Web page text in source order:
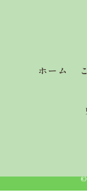
ホーム
©